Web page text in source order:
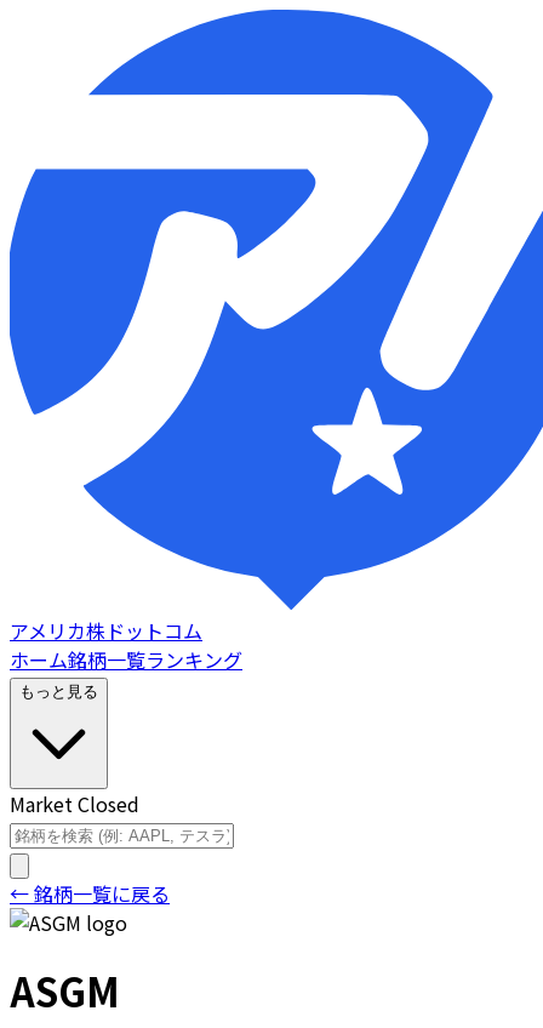
アメリカ株ドットコム
ホーム銘柄一覧ランキング
もっと見る
Market Closed
← 銘柄一覧に戻る
ASGM